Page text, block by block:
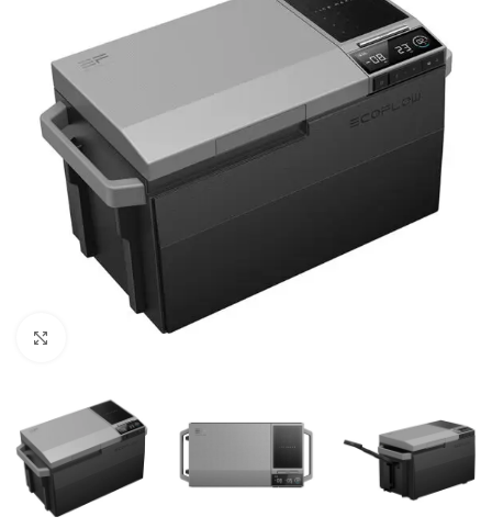
Noklikšķiniet, lai palielinātu